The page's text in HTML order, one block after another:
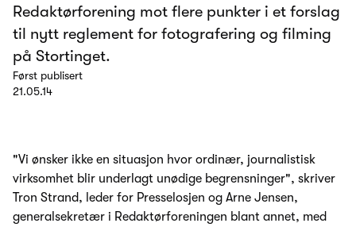
Redaktørforening mot flere punkter i et forslag
til nytt reglement for fotografering og filming
på Stortinget.
Først publisert
21.05.14
"Vi ønsker ikke en situasjon hvor ordinær, journalistisk
virksomhet blir underlagt unødige begrensninger", skriver
Tron Strand, leder for Presselosjen og Arne Jensen,
generalsekretær i Redaktørforeningen blant annet, med